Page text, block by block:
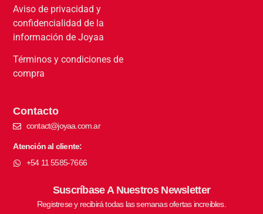
Aviso de privacidad y
confidencialidad de la
información de Joyaa
Términos y condiciones de
compra
Contacto
contact@joyaa.com.ar
Atención al cliente:
+54 11 5585-7666
Suscríbase A Nuestros Newsletter
Registrese y recibirá todas las semanas ofertas increibles.